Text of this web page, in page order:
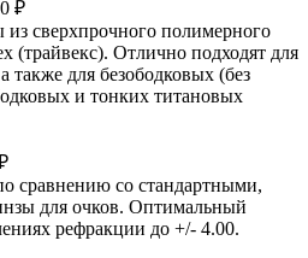
0 ₽
сверхпрочного полимерного
(трайвекс). Отлично подходят для
также для безободковых (без
и тонких титановых
сравнению со стандартными,
для очков. Оптимальный
рефракции до +/- 4.00.